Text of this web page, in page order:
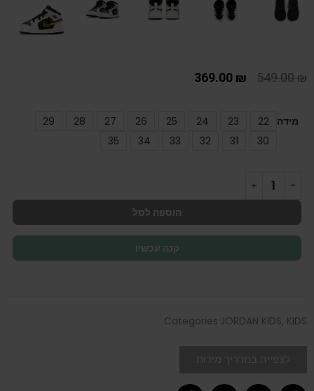
549.00₪
369.00 ₪
מידה 22
23
24
25
26
27
28
29
30
31
32
33
34
35
הוספה לסל
קנה עכשיו
Categories JORDAN KIDS, KIDS